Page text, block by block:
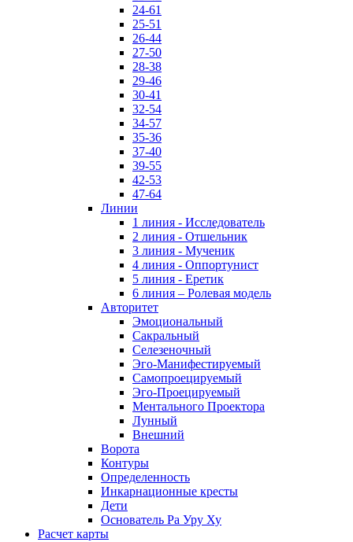
24-61
25-51
26-44
27-50
28-38
29-46
30-41
32-54
34-57
35-36
37-40
39-55
42-53
47-64
Линии
1 линия - Исследователь
2 линия - Отшельник
3 линия - Мученик
4 линия - Оппортунист
5 линия - Еретик
6 линия – Ролевая модель
Авторитет
Эмоциональный
Сакральный
Селезеночный
Эго-Манифестируемый
Самопроецируемый
Эго-Проецируемый
Ментального Проектора
Лунный
Внешний
Ворота
Контуры
Определенность
Инкарнационные кресты
Дети
Основатель Ра Уру Ху
Расчет карты